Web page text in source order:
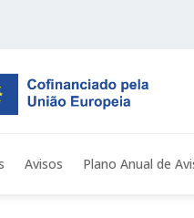
Avisos Plano Anual de